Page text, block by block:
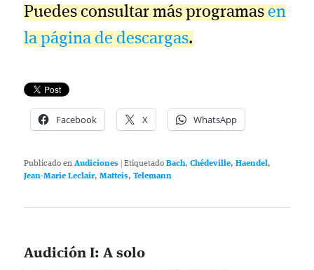
Puedes consultar más programasen
la página de descargas.
Facebook X WhatsApp
Publicado en Audiciones |Etiquetado Bach,Chédeville,Haendel,
Jean-Marie Leclair,Matteis,Telemann
Audición I: A solo